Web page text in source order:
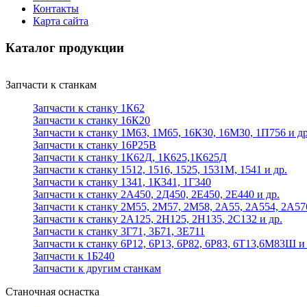
Контакты
Карта сайта
Каталог продукции
Запчасти к станкам
Запчасти к станку 1К62
Запчасти к станку 16К20
Запчасти к станку 1М63, 1М65, 16К30, 16М30, 1П756 и
Запчасти к станку 16Р25В
Запчасти к станку 1К62Д, 1К625,1К625Д
Запчасти к станку 1512, 1516, 1525, 1531М, 1541 и др.
Запчасти к станку 1341, 1К341, 1Г340
Запчасти к станку 2А450, 2Д450, 2Е450, 2Е440 и др.
Запчасти к станку 2М55, 2М57, 2М58, 2А55, 2А554,
Запчасти к станку 2А125, 2Н125, 2Н135, 2С132 и др.
Запчасти к станку 3Г71, 3Б71, 3Е711
Запчасти к станку 6Р12, 6Р13, 6Р82, 6Р83, 6Т13,6М83Ш и
Запчасти к 1Б240
Запчасти к другим станкам
Станочная оснастка